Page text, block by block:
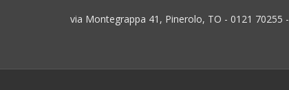
via Montegrappa 41, Pinerolo, TO - 0121 70255 -